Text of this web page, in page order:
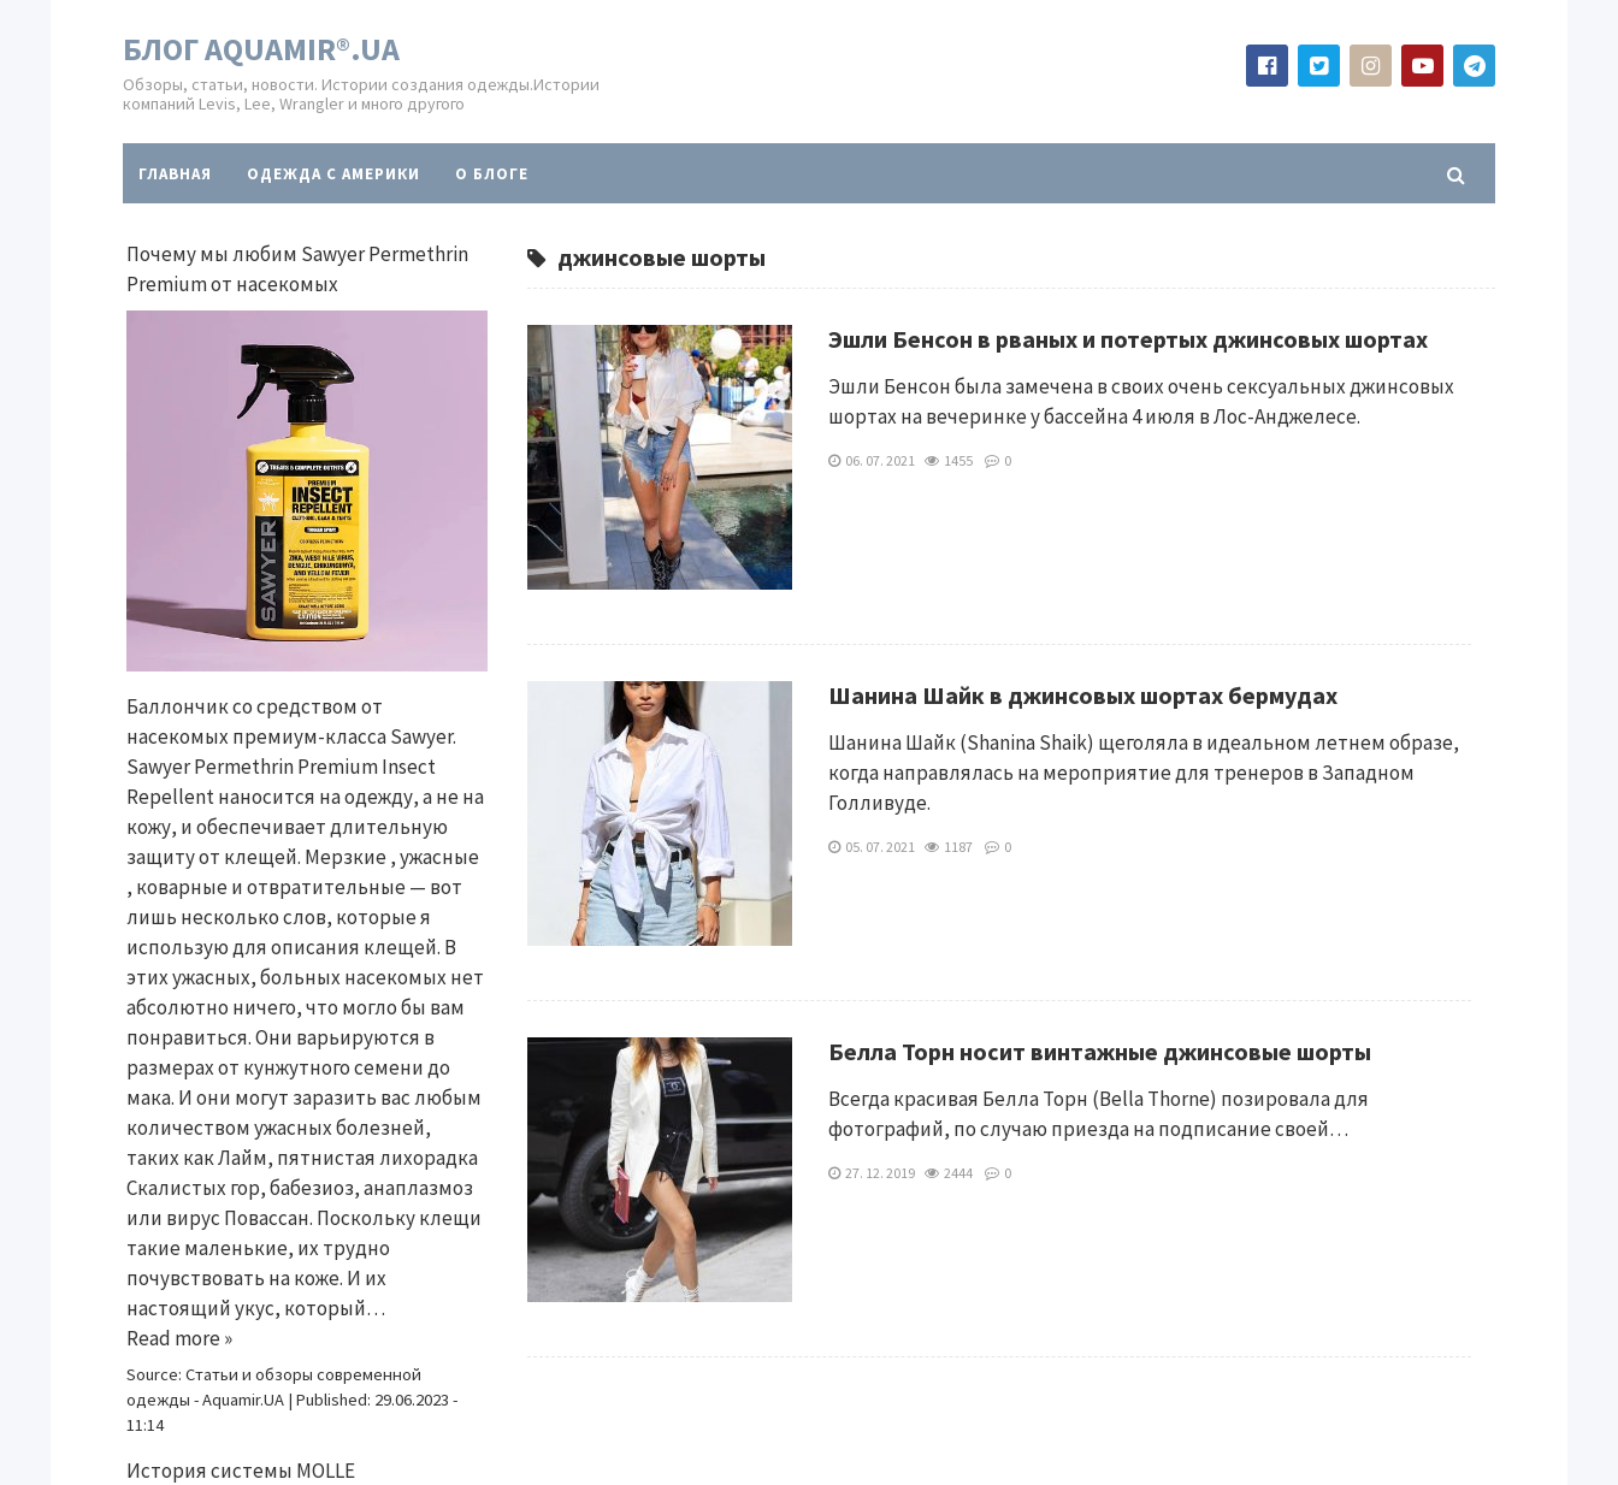
БЛОГ AQUAMIR®.UA
Обзоры, статьи, новости. Истории создания одежды.Истории
компаний Levis, Lee, Wrangler и много другого
ГЛАВНАЯ ОДЕЖДА С АМЕРИКИ O БЛОГЕ
джинсовые шорты
Эшли Бенсон в рваных и потертых джинсовых шортах
Эшли Бенсон была замечена в своих очень сексуальных джинсовых
шортах на вечеринке у бассейна 4 июля в Лос-Анджелесе.
06. 07. 2021 1455 0
Шанина Шайк в джинсовых шортах бермудах
Шанина Шайк (Shanina Shaik) щеголяла в идеальном летнем образе,
когда направлялась на мероприятие для тренеров в Западном
Голливуде.
05. 07. 2021 1187 0
Белла Торн носит винтажные джинсовые шорты
Всегда красивая Белла Торн (Bella Thorne) позировала для
фотографий, по случаю приезда на подписание своей…
27. 12. 2019 2444 0
Почему мы любим Sawyer Permethrin
Premium от насекомых
Баллончик со средством от
насекомых премиум-класса Sawyer.
Sawyer Permethrin Premium Insect
Repellent наносится на одежду, а не на
кожу, и обеспечивает длительную
защиту от клещей. Мерзкие , ужасные
, коварные и отвратительные — вот
лишь несколько слов, которые я
использую для описания клещей. В
этих ужасных, больных насекомых нет
абсолютно ничего, что могло бы вам
понравиться. Они варьируются в
размерах от кунжутного семени до
мака. И они могут заразить вас любым
количеством ужасных болезней,
таких как Лайм, пятнистая лихорадка
Скалистых гор, бабезиоз, анаплазмоз
или вирус Повассан. Поскольку клещи
такие маленькие, их трудно
почувствовать на коже. И их
настоящий укус, который…
Read more »
Source: Статьи и обзоры современной
одежды - Aquamir.UA | Published: 29.06.2023 -
11:14
История системы MOLLE